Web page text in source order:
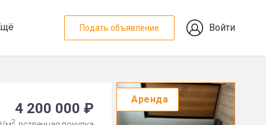
Подать объявление Войти
4 200 000 ₽
2
Аренда